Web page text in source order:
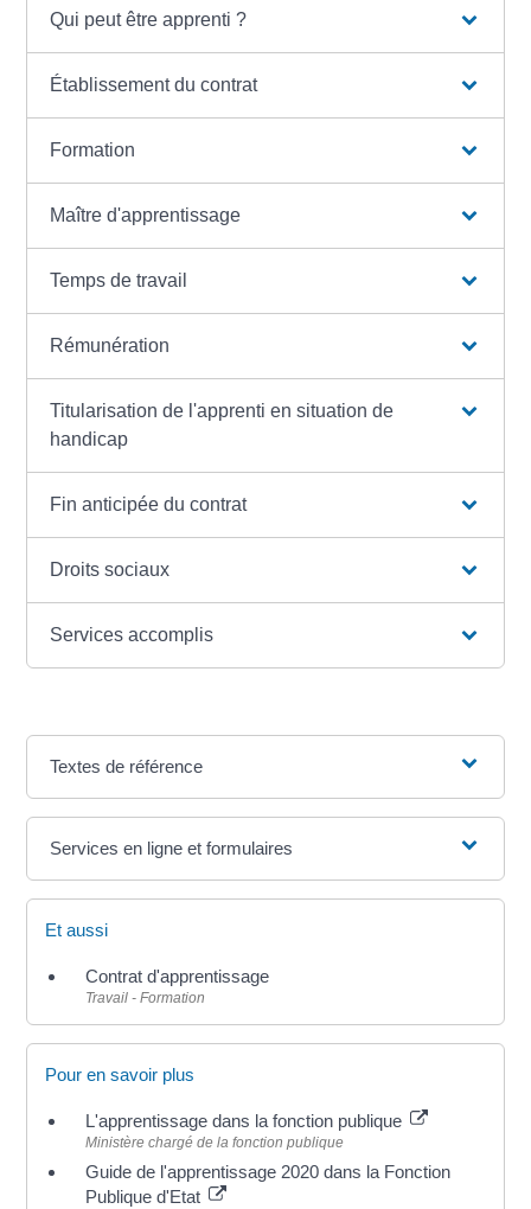
Qui peut être apprenti ?
Établissement du contrat
Formation
Maître d'apprentissage
Temps de travail
Rémunération
Titularisation de l'apprenti en situation de
handicap
Fin anticipée du contrat
Droits sociaux
Services accomplis
Textes de référence
Services en ligne et formulaires
Et aussi
Contrat d'apprentissage
Travail - Formation
Pour en savoir plus
L'apprentissage dans la fonction publique
Ministère chargé de la fonction publique
Guide de l'apprentissage 2020 dans la Fonction
Publique d'Etat